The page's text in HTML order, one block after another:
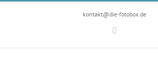
Zum
kontakt@die-fotobox.de